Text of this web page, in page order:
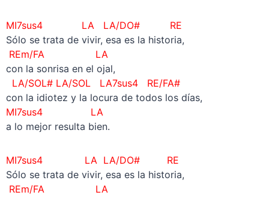
MI7sus4 LA LA/DO# RE
Sólo se trata de vivir, esa es la historia,
REm/FA LA
con la sonrisa en el ojal,
LA/SOL# LA/SOL LA7sus4 RE/FA#
con la idiotez y la locura de todos los días,
MI7sus4 LA
a lo mejor resulta bien.
MI7sus4 LA LA/DO# RE
Sólo se trata de vivir, esa es la historia,
REm/FA LA